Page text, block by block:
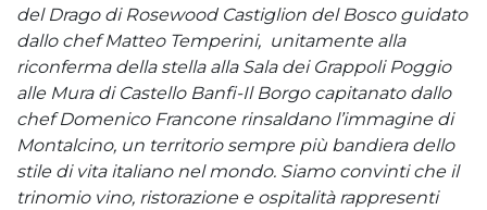
del Drago di Rosewood Castiglion del Bosco guidato
dallo chef Matteo Temperini, unitamente alla
riconferma della stella alla Sala dei Grappoli Poggio
alle Mura di Castello Banfi-Il Borgo capitanato dallo
chef Domenico Francone rinsaldano l’immagine di
Montalcino, un territorio sempre più bandiera dello
stile di vita italiano nel mondo. Siamo convinti che il
trinomio vino, ristorazione e ospitalità rappresenti